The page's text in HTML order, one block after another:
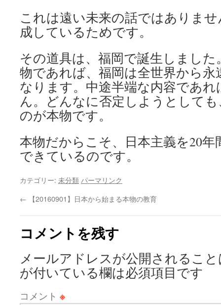
これは遠い未来の話ではありま
成しているためです。
その道具は、福岡で誕生しまし
物であれば、福岡は全世界から
なります。中途半端な内容であ
ん。どんなに否定しようとして
のが本物です。
本物だからこそ、日本主義を20
できているのです。
カテゴリー: 未分類 パーマリンク
← 【20160901】日本から始まる本物の教育
コメントを残す
メールアドレスが公開されるこ
が付いている欄は必須項目です
コメント ※